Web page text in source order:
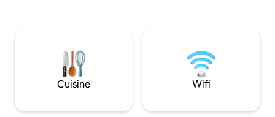
enchanteresses. Les lumières de la
piscine créent une belle toile de fond sur
le patio et le bar et la salle à manger
invitent les invités à se rassembler.
Cuisine Wifi